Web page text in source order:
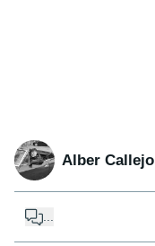
Alber Callejo
...